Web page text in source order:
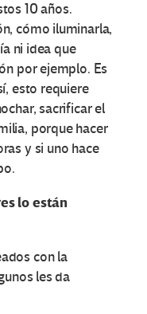
10 años.
cómo iluminarla,
ni idea que
por ejemplo. Es
esto requiere
sacrificar el
porque hacer
y si uno hace
lo están
con la
les da